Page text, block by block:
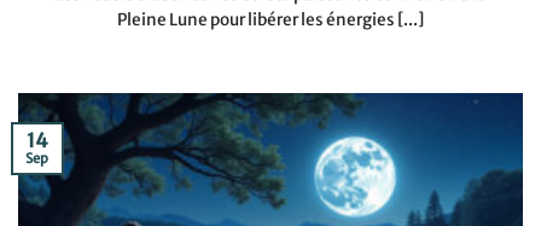
Pleine Lune pour libérer les énergies [...]
14
Sep